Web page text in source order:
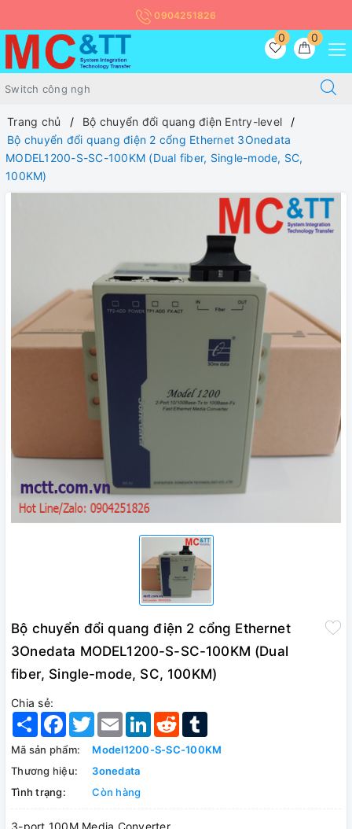
0904251826
0
0
Trang chủ
Bộ chuyển đổi quang điện Entry-level
Bộ chuyển đổi quang điện 2 cổng Ethernet 3Onedata
MODEL1200-S-SC-100KM (Dual fiber, Single-mode, SC,
100KM)
Bộ chuyển đổi quang điện 2 cổng Ethernet
3Onedata MODEL1200-S-SC-100KM (Dual
fiber, Single-mode, SC, 100KM)
Chia sẻ:
Share Facebook
TwitterEmail LinkedInReddit
Mã sản phẩm:
Model1200-S-SC-100KM
Thương hiệu:
3onedata
Tình trạng:
Còn hàng